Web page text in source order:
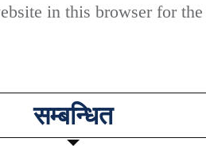
in this browser for
सम्बन्धित